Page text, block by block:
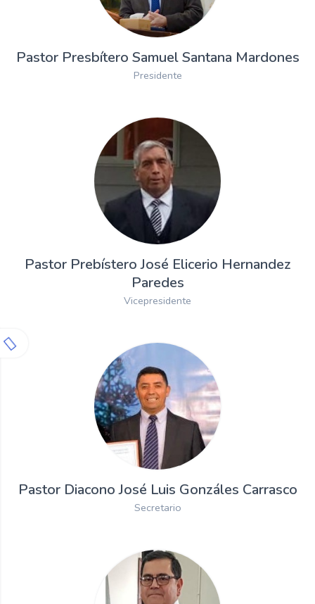
Pastor Presbítero Samuel Santana Mardones
Presidente
Pastor Prebístero José Elicerio Hernandez
Paredes
Vicepresidente
Pastor Diacono José Luis Gonzáles Carrasco
Secretario